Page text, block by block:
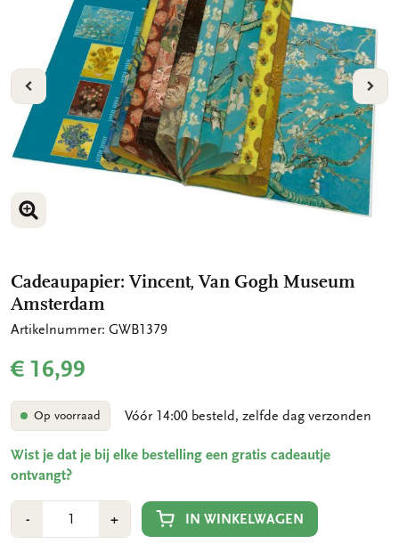
VORIGE
VERGROOT AFBEELDING
VERGROOT AFBEELDING
VERGROOT AFBEELDING
Cadeaupapier: Vincent, Van Gogh Museum
Amsterdam
Artikelnummer: GWB1379
€ 16,99
Op voorraad Vóór 14:00 besteld, zelfde dag verzonden
Wist je dat je bij elke bestelling een gratis cadeautje
ontvangt?
-Min
1
+Plus
1
IN WINKELWAGEN